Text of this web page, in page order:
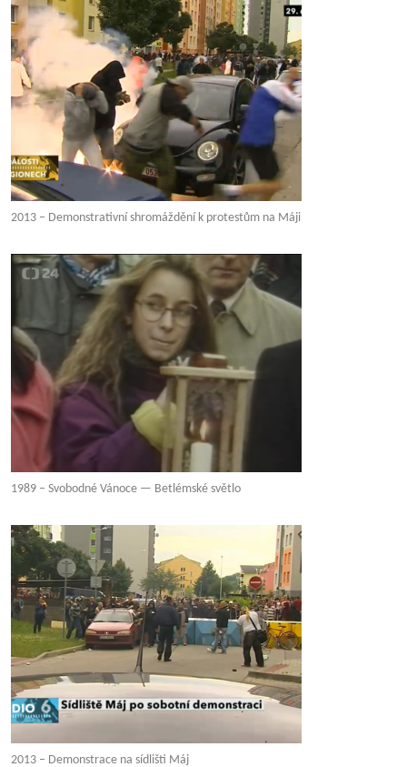
2013 – Demonstrativní shromáždění k protestům na Máji
1989 – Svobodné Vánoce — Betlémské světlo
2013 – Demonstrace na sídlišti Máj